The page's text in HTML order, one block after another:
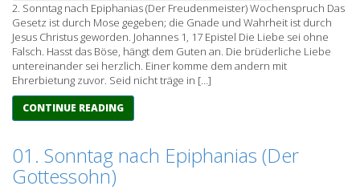
2. Sonntag nach Epiphanias (Der Freudenmeister) Wochenspruch Das
Gesetz ist durch Mose gegeben; die Gnade und Wahrheit ist durch
Jesus Christus geworden. Johannes 1, 17 Epistel Die Liebe sei ohne
Falsch. Hasst das Böse, hängt dem Guten an. Die brüderliche Liebe
untereinander sei herzlich. Einer komme dem andern mit
Ehrerbietung zuvor. Seid nicht träge in […]
CONTINUE READING
01. Sonntag nach Epiphanias (Der
Gottessohn)